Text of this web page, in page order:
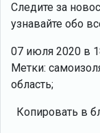
Следите за
узнавайте обо
07 июля 2020 в
Метки:
область;
Копировать в